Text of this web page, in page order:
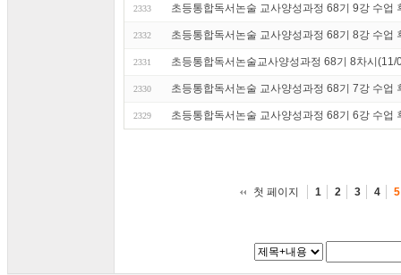
2333 초등통합독서논술 교사양성과정 68기 9강 수업
2332 초등통합독서논술 교사양성과정 68기 8강 수업
2331 초등통합독서논술교사양성과정 68기 8차시(11/
2330 초등통합독서논술 교사양성과정 68기 7강 수업
2329 초등통합독서논술 교사양성과정 68기 6강 수업
첫 페이지 1 2 3 4 5